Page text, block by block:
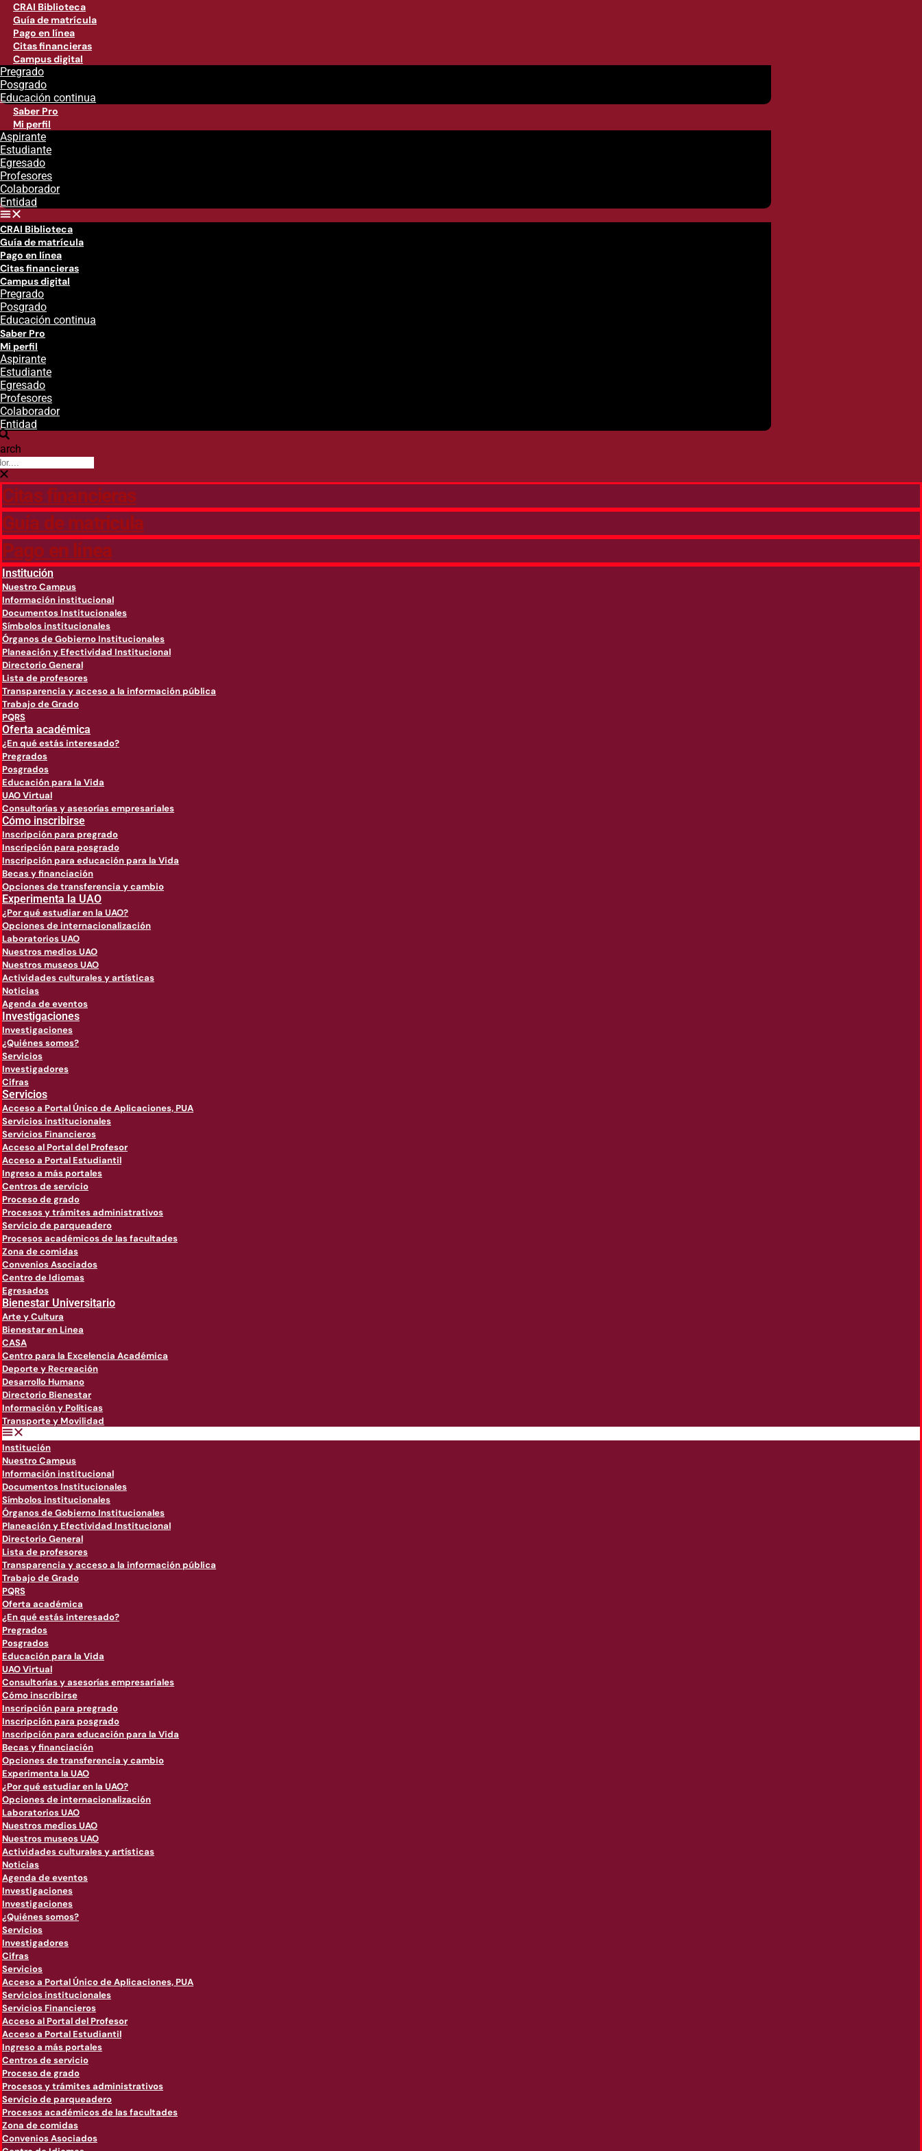
CRAI Biblioteca
Guía de matrícula
Pago en línea
Citas financieras
Campus digital
Pregrado
Posgrado
Educación continua
Saber Pro
Mi perfil
Aspirante
Estudiante
Egresado
Profesores
Colaborador
Entidad
CRAI Biblioteca
Guía de matrícula
Pago en línea
Citas financieras
Campus digital
Pregrado
Posgrado
Educación continua
Saber Pro
Mi perfil
Aspirante
Estudiante
Egresado
Profesores
Colaborador
Entidad
Citas financieras
Guía de matricula
Pago en línea
Institución
Nuestro Campus
Información institucional
Documentos Institucionales
Símbolos institucionales
Órganos de Gobierno Institucionales
Planeación y Efectividad Institucional
Directorio General
Lista de profesores
Transparencia y acceso a la información pública
Trabajo de Grado
PQRS
Oferta académica
¿En qué estás interesado?
Pregrados
Posgrados
Educación para la Vida
UAO Virtual
Consultorías y asesorías empresariales
Cómo inscribirse
Inscripción para pregrado
Inscripción para posgrado
Inscripción para educación para la Vida
Becas y financiación
Opciones de transferencia y cambio
Experimenta la UAO
¿Por qué estudiar en la UAO?
Opciones de internacionalización
Laboratorios UAO
Nuestros medios UAO
Nuestros museos UAO
Actividades culturales y artísticas
Noticias
Agenda de eventos
Investigaciones
Investigaciones
¿Quiénes somos?
Servicios
Investigadores
Cifras
Servicios
Acceso a Portal Único de Aplicaciones, PUA
Servicios institucionales
Servicios Financieros
Acceso al Portal del Profesor
Acceso a Portal Estudiantil
Ingreso a más portales
Centros de servicio
Proceso de grado
Procesos y trámites administrativos
Servicio de parqueadero
Procesos académicos de las facultades
Zona de comidas
Convenios Asociados
Centro de Idiomas
Egresados
Bienestar Universitario
Arte y Cultura
Bienestar en Linea
CASA
Centro para la Excelencia Académica
Deporte y Recreación
Desarrollo Humano
Directorio Bienestar
Información y Políticas
Transporte y Movilidad
Institución
Nuestro Campus
Información institucional
Documentos Institucionales
Símbolos institucionales
Órganos de Gobierno Institucionales
Planeación y Efectividad Institucional
Directorio General
Lista de profesores
Transparencia y acceso a la información pública
Trabajo de Grado
PQRS
Oferta académica
¿En qué estás interesado?
Pregrados
Posgrados
Educación para la Vida
UAO Virtual
Consultorías y asesorías empresariales
Cómo inscribirse
Inscripción para pregrado
Inscripción para posgrado
Inscripción para educación para la Vida
Becas y financiación
Opciones de transferencia y cambio
Experimenta la UAO
¿Por qué estudiar en la UAO?
Opciones de internacionalización
Laboratorios UAO
Nuestros medios UAO
Nuestros museos UAO
Actividades culturales y artísticas
Noticias
Agenda de eventos
Investigaciones
Investigaciones
¿Quiénes somos?
Servicios
Investigadores
Cifras
Servicios
Acceso a Portal Único de Aplicaciones, PUA
Servicios institucionales
Servicios Financieros
Acceso al Portal del Profesor
Acceso a Portal Estudiantil
Ingreso a más portales
Centros de servicio
Proceso de grado
Procesos y trámites administrativos
Servicio de parqueadero
Procesos académicos de las facultades
Zona de comidas
Convenios Asociados